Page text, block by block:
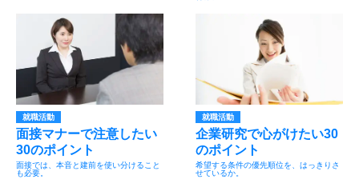
就職活動
面接マナーで注意したい
30のポイント
面接では、本音と建前を使い分けること
も必要。
就職活動
企業研究で心がけたい30
のポイント
希望する条件の優先順位を、はっきりさ
せているか。